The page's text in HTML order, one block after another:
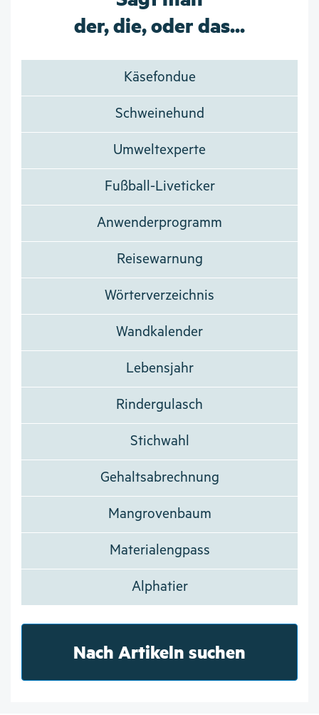
der, die, oder das...
Käsefondue
Schweinehund
Umweltexperte
Fußball-Liveticker
Anwenderprogramm
Reisewarnung
Wörterverzeichnis
Wandkalender
Lebensjahr
Rindergulasch
Stichwahl
Gehaltsabrechnung
Mangrovenbaum
Materialengpass
Alphatier
Nach Artikeln suchen